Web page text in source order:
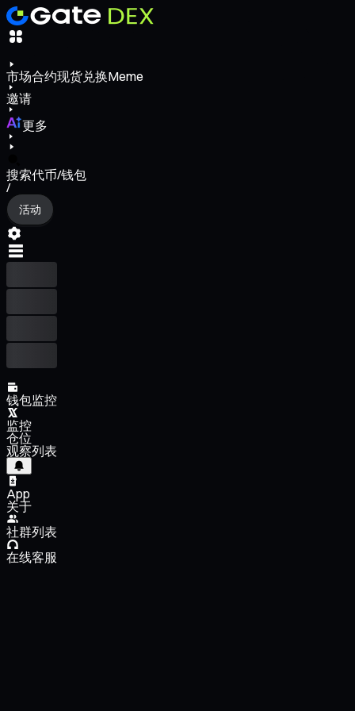
市场合约现货兑换Meme
邀请
更多
搜索代币/钱包
/
活动
钱包监控
监控
仓位
观察列表
App
关于
社群列表
在线客服